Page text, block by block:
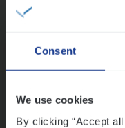
Consent
We use cookies
By clicking “Accept
Lees onze verhalen
Meer dan collega’s:
Mathias houdt van
humor